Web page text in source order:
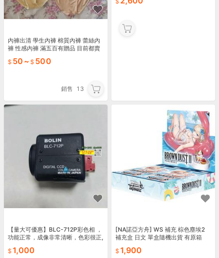
內褲出清 學生內褲 棉質內褲 蕾絲內
褲 性感內褲 滿五百有贈品 目前都賣
50 ~ 500
銷售 13
【量大可優惠】BLC-712P彩色相 ，
功能正常，成像非常清晰，色彩很正,
著的,便宜處
1,000
[NA諾亞方舟] WS 補充 棕色塵埃2
補充盒 日文 單盒隨機出貨 有原箱
1,900